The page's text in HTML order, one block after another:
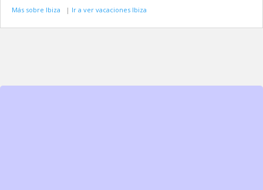
Más sobre Ibiza | Ir a ver vacaciones Ibiza